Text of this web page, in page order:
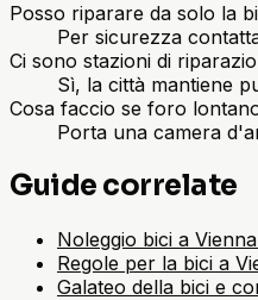
Posso riparare da solo la
Per sicurezza
Ci sono stazioni di
Sì, la città mantiene
Cosa faccio se foro
Porta una camera
Guide correlate
Noleggio bici a
Regole per la bici a
Galateo della bici e